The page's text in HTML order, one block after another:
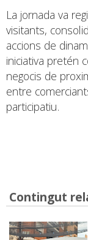
La jornada va
visitants,
accions de
iniciativa pretén
negocis de
entre
participatiu.
Contingut